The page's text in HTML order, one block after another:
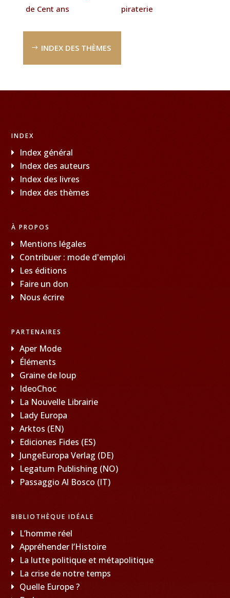
de Cent ans
piraterie
INDEX DES THÈMES
INDEX
Index général
Index des auteurs
Index des livres
Index des thèmes
À PROPOS
Mentions légales
Contribuer : mode d'emploi
Les éditions
Faire un don
Nous écrire
PARTENAIRES
Aper Mode
Éléments
Graine de loup
IdeoChoc
La Nouvelle Librairie
Lady Europa
Arktos (EN)
Ediciones Fides (ES)
JungeEuropa Verlag (DE)
Legatum Publishing (NO)
Passaggio Al Bosco (IT)
BIBLIOTHÈQUE IDÉALE
L’homme réel
Appréhender l’Histoire
La lutte politique et métapolitique
La crise de notre temps
Quelle Europe ?